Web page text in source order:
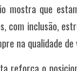
mostra que
com inclusão,
na qualidade de